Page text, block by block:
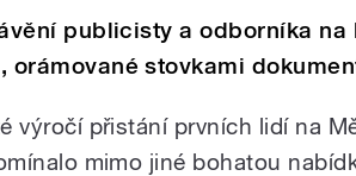
publicisty a odborníka na
orámované stovkami
výročí přistání prvních lidí na
mimo jiné bohatou